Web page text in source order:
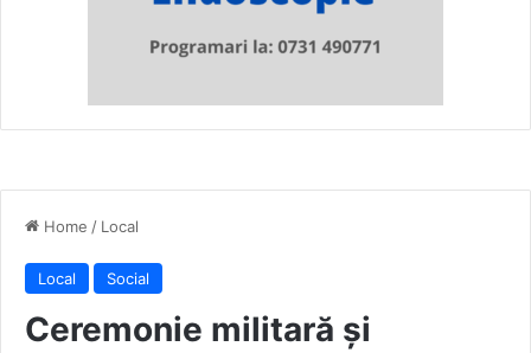
Home / Local
Local Social
Ceremonie militară și